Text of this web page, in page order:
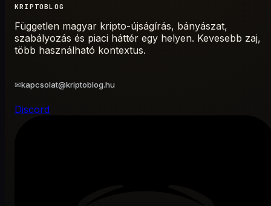
KRIPTOBLOG
Független magyar kripto-újságírás, bányászat,
szabályozás és piaci háttér egy helyen. Kevesebb zaj,
több használható kontextus.
✉kapcsolat@kriptoblog.hu
Discord